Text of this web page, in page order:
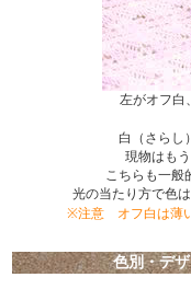
左がオフ白
白（さらし
現物はも
こちらも一般
光の当たり方で色
※注意 オフ白は薄
色別・デ